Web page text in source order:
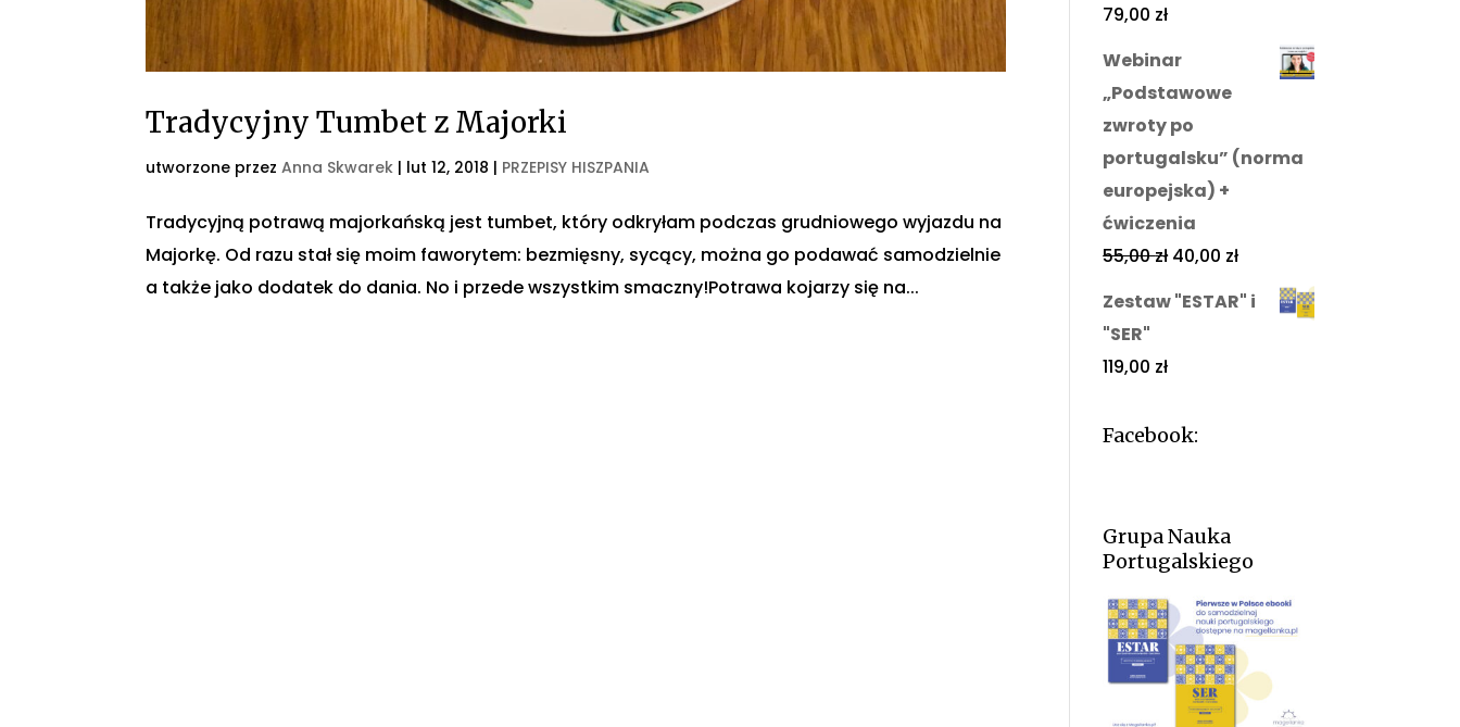
Tradycyjny Tumbet z Majorki
utworzone przezAnna Skwarek | lut 12, 2018 | PRZEPISY HISZPANIA
Tradycyjną potrawą majorkańską jest tumbet, który odkryłam podczas grudniowego wyjazdu na
Majorkę. Od razu stał się moim faworytem: bezmięsny, sycący, można go podawać samodzielnie
a także jako dodatek do dania. No i przede wszystkim smaczny!Potrawa kojarzy się na...
79,00 zł
Webinar
„Podstawowe
zwroty po
portugalsku” (norma
europejska) +
ćwiczenia
55,00zł 40,00 zł
Zestaw "ESTAR" i
"SER"
119,00 zł
Facebook:
Grupa Nauka
Portugalskiego